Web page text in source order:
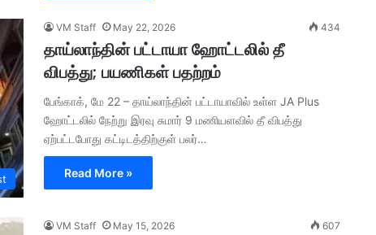
VM Staff May 22, 2026 434
தாய்லாந்தின் பட்டாயா ஹோட்டலில் தீ
விபத்து; பயணிகள் பதற்றம்
பேங்காக், மே 22 – தாய்லாந்தின் பட்டாயாவில் உள்ள JA Plus
ஹோட்டலில் நேற்று இரவு சுமார் 9 மணியளவில் தீ விபத்து
ஏற்பட்டபோது கட்டிடத்திற்குள் பலர்…
Read More »
VM Staff May 15, 2026 607